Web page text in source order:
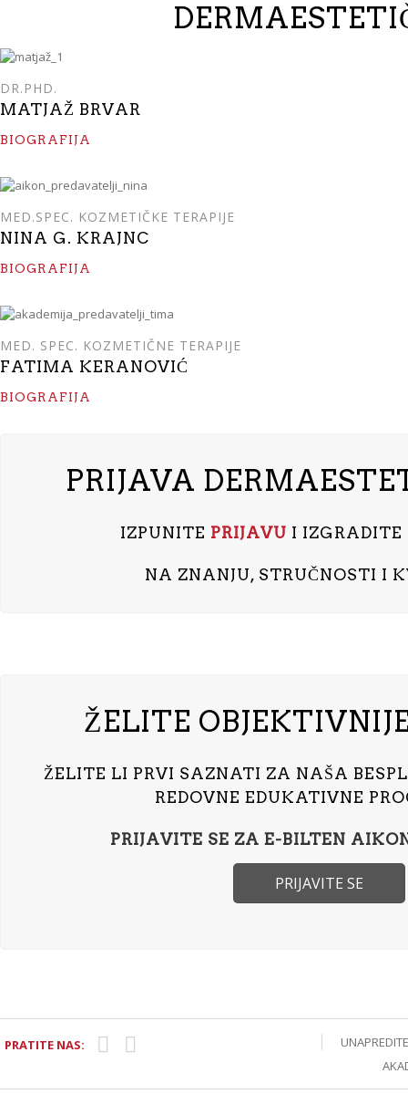
DR.PHD.
MATJAŽ BRVAR
BIOGRAFIJA
MED.SPEC. KOZMETIČKE TERAPIJE
NINA G. KRAJNC
BIOGRAFIJA
MED. SPEC. KOZMETIČNE TERAPIJE
FATIMA KERANOVIĆ
BIOGRAFIJA
PRIJAVA
IZPUNITE PRIJAVU I IZGRADITE
NA ZNANJU, STRUČNOSTI I
ŽELITE
ŽELITE LI PRVI SAZNATI ZA NAŠA
REDOVNE EDUKATIVNE
PRIJAVITE SE ZA E-BILTEN
PRIJAVITE SE
PRATITE NAS: